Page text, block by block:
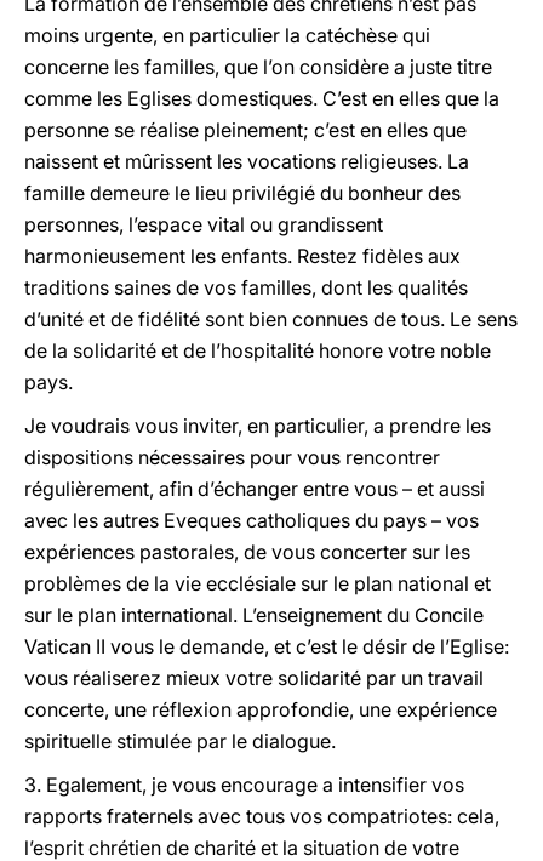
moins urgente, en particulier la catéchèse qui
concerne les familles, que l’on considère a juste titre
comme les Eglises domestiques. C’est en elles que la
personne se réalise pleinement; c’est en elles que
naissent et mûrissent les vocations religieuses. La
famille demeure le lieu privilégié du bonheur des
personnes, l’espace vital ou grandissent
harmonieusement les enfants. Restez fidèles aux
traditions saines de vos familles, dont les qualités
d’unité et de fidélité sont bien connues de tous. Le sens
de la solidarité et de l’hospitalité honore votre noble
pays.
Je voudrais vous inviter, en particulier, a prendre les
dispositions nécessaires pour vous rencontrer
régulièrement, afin d’échanger entre vous – et aussi
avec les autres Eveques catholiques du pays – vos
expériences pastorales, de vous concerter sur les
problèmes de la vie ecclésiale sur le plan national et
sur le plan international. L’enseignement du Concile
Vatican II vous le demande, et c’est le désir de l’Eglise:
vous réaliserez mieux votre solidarité par un travail
concerte, une réflexion approfondie, une expérience
spirituelle stimulée par le dialogue.
3. Egalement, je vous encourage a intensifier vos
rapports fraternels avec tous vos compatriotes: cela,
l’esprit chrétien de charité et la situation de votre